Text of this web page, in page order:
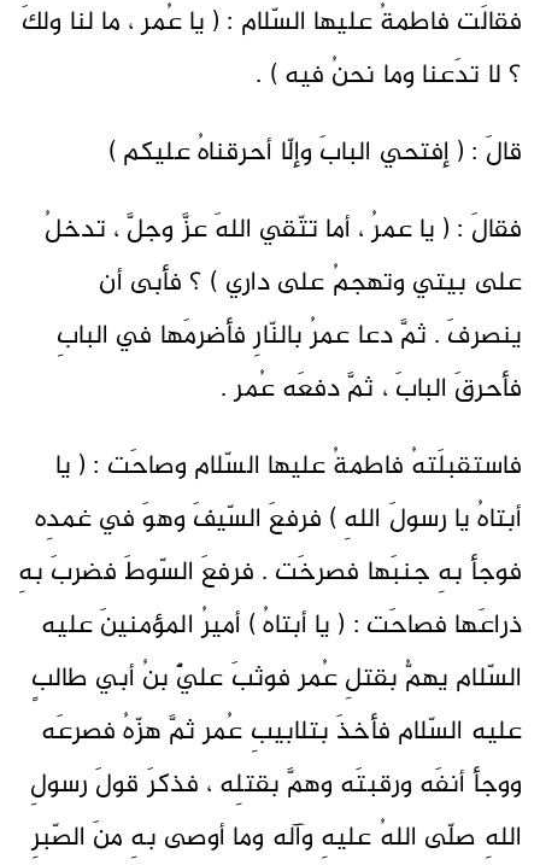
فقالَت فاطمةُ عليها السّلام : ( يا عُمر ، ما لنا ولكَ
؟ لا تدَعنا وما نحنُ فيه ) .
قالَ : ( إفتحي البابَ وإلّا أحرقناهُ عليكم )
فقالَ : ( يا عمرُ ، أما تتّقي اللهَ عزَّ وجلَّ ، تدخلُ
على بيتي وتهجمُ على داري ) ؟ فأبى أن
ينصرفَ . ثمَّ دعا عمرُ بالنّارِ فأضرمَها في البابِ
فأحرقَ البابَ ، ثمَّ دفعَه عُمر .
فاستقبلَتهُ فاطمةُ عليها السّلام وصاحَت : ( يا
أبتاهُ يا رسولَ اللهِ ) فرفعَ السّيفَ وهوَ في غمدِه
فوجأ بهِ جنبَها فصرخَت . فرفعَ السّوطَ فضربَ بهِ
ذراعَها فصاحَت : ( يا أبتاهُ ) أميرُ المؤمنينَ عليه
السّلام يهمُّ بقتلِ عُمر فوثبَ عليٌّ بنُ أبي طالبٍ
عليه السّلام فأخذَ بتلابيبِ عُمر ثمَّ هزّهُ فصرعَه
ووجأ أنفَه ورقبتَه وهمَّ بقتلِه ، فذكرَ قولَ رسولِ
اللهِ صلّى اللهُ عليهِ وآله وما أوصى بهِ منَ الصّبرِ